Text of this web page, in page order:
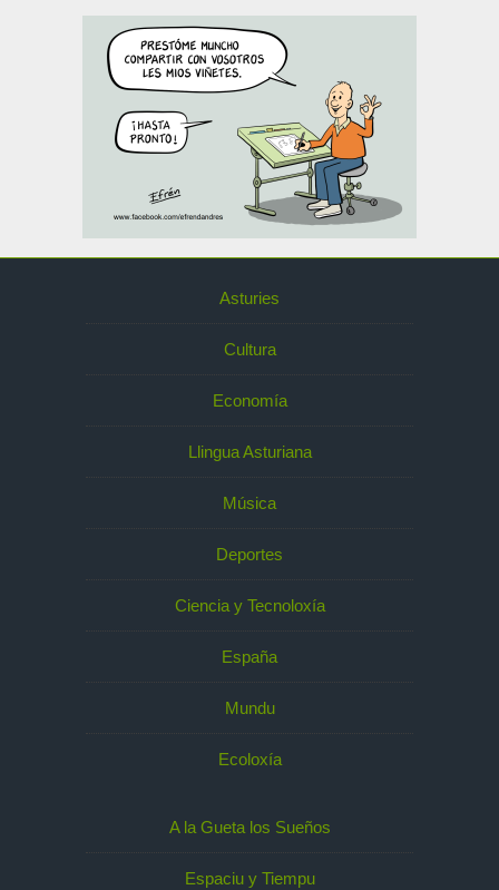
Asturies
Cultura
Economía
Llingua Asturiana
Música
Deportes
Ciencia y Tecnoloxía
España
Mundu
Ecoloxía
A la Gueta los Sueños
Espaciu y Tiempu